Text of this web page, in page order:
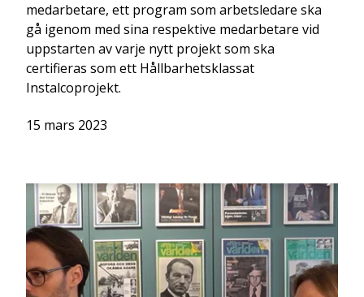
medarbetare, ett program som arbetsledare ska
gå igenom med sina respektive medarbetare vid
uppstarten av varje nytt projekt som ska
certifieras som ett Hållbarhetsklassat
Instalcoprojekt.
15 mars 2023